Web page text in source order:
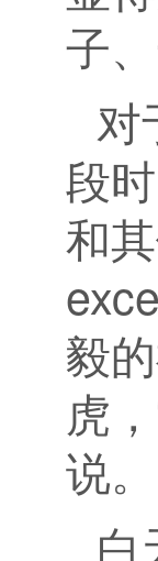
子
对
段
和
毅
虎
说。
白